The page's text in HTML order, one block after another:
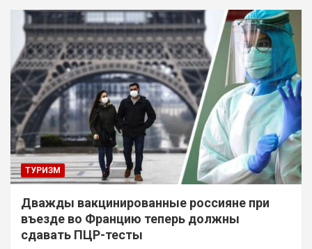
ТУРИЗМ
Дважды вакцинированные россияне при
въезде во Францию теперь должны
сдавать ПЦР-тесты